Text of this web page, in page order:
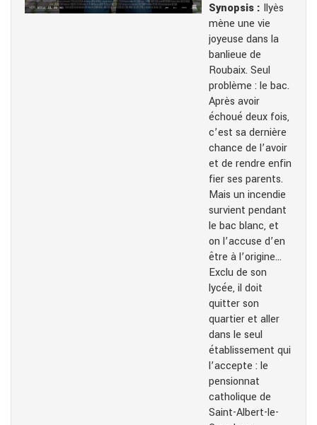
Synopsis : Ilyès
mène une vie
joyeuse dans la
banlieue de
Roubaix. Seul
problème : le bac.
Après avoir
échoué deux fois,
c’est sa dernière
chance de l’avoir
et de rendre enfin
fier ses parents.
Mais un incendie
survient pendant
le bac blanc, et
on l’accuse d’en
être à l’origine…
Exclu de son
lycée, il doit
quitter son
quartier et aller
dans le seul
établissement qui
l’accepte : le
pensionnat
catholique de
Saint-Albert-le-